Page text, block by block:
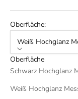
Oberfläche:
Weiß Hochglanz
Oberfläche
Schwarz Hochglanz
Weiß Hochglanz